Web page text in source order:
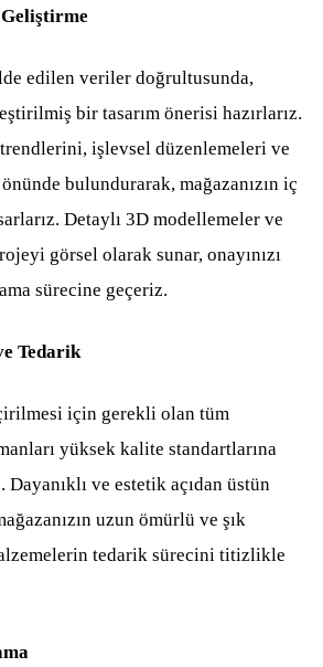
Geliştirme
edilen veriler doğrultusunda,
bir tasarım önerisi hazırlarız.
işlevsel düzenlemeleri ve
bulundurarak, mağazanızın iç
Detaylı 3D modellemeler ve
görsel olarak sunar, onayınızı
sürecine geçeriz.
Tedarik
için gerekli olan tüm
yüksek kalite standartlarına
ve estetik açıdan üstün
uzun ömürlü ve şık
tedarik sürecini titizlikle